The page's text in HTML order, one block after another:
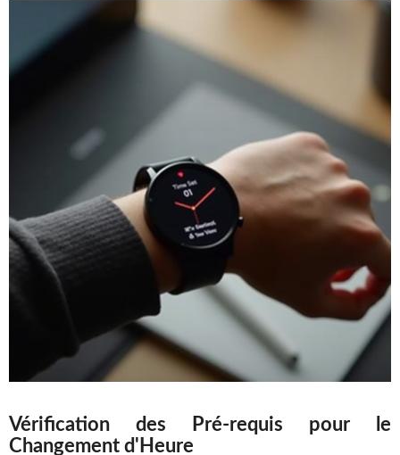
Vérification des Pré-requis pour le
Changement d'Heure